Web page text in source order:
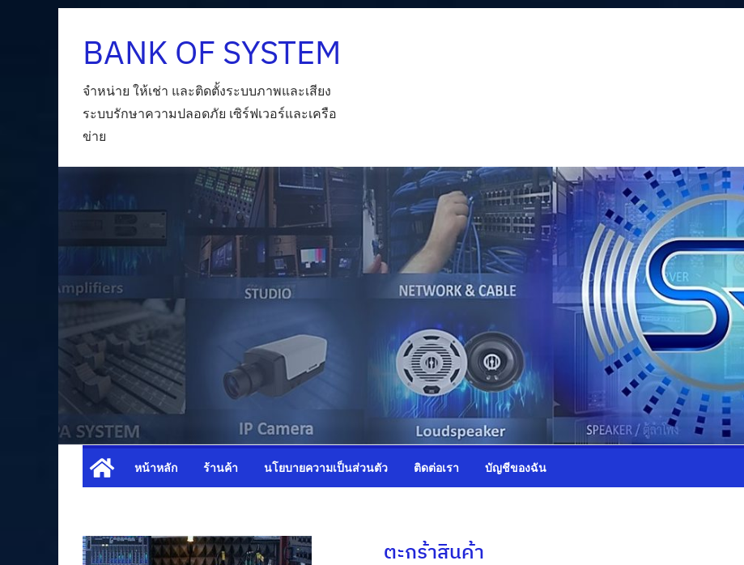
contentBANK OF SYSTEM
จำหน่าย ให้เช่า และติดตั้งระบบภาพและเสียง
ระบบรักษาความปลอดภัย เซิร์ฟเวอร์และเครือ
ข่าย
หน้าหลัก ร้านค้า นโยบายความเป็นส่วนตัว ติดต่อเรา บัญชีของฉัน
ตะกร้าสินค้า